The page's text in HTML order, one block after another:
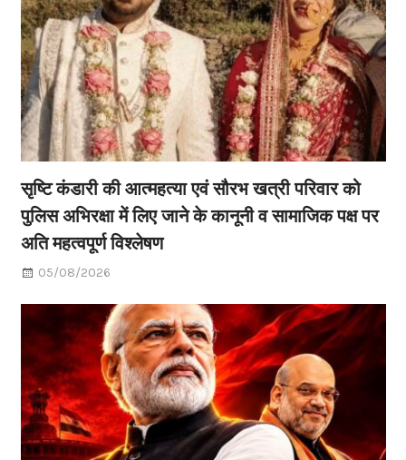
सृष्टि कंडारी की आत्महत्या एवं सौरभ खत्री परिवार को
पुलिस अभिरक्षा में लिए जाने के कानूनी व सामाजिक पक्ष पर
अति महत्वपूर्ण विश्लेषण
05/08/2026